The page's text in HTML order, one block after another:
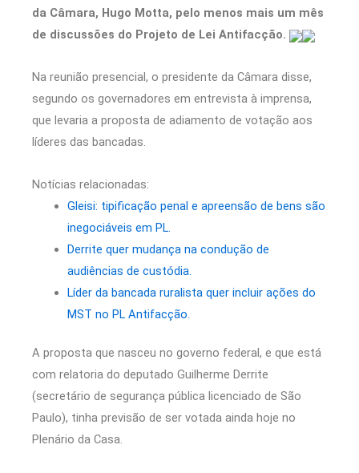
da Câmara, Hugo Motta, pelo menos mais um mês
de discussões do Projeto de Lei Antifacção.
Na reunião presencial, o presidente da Câmara disse,
segundo os governadores em entrevista à imprensa,
que levaria a proposta de adiamento de votação aos
líderes das bancadas.
Notícias relacionadas:
Gleisi: tipificação penal e apreensão de bens são
inegociáveis em PL.
Derrite quer mudança na condução de
audiências de custódia.
Líder da bancada ruralista quer incluir ações do
MST no PL Antifacção.
A proposta que nasceu no governo federal, e que está
com relatoria do deputado Guilherme Derrite
(secretário de segurança pública licenciado de São
Paulo), tinha previsão de ser votada ainda hoje no
Plenário da Casa.